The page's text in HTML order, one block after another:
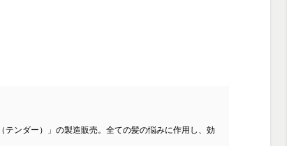
ンダー）」の製造販売。全ての髪の悩みに作用し、効